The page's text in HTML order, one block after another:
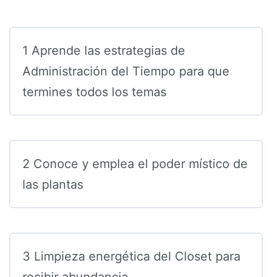
1 Aprende las estrategias de
Administración del Tiempo para que
termines todos los temas
2 Conoce y emplea el poder místico de
las plantas
3 Limpieza energética del Closet para